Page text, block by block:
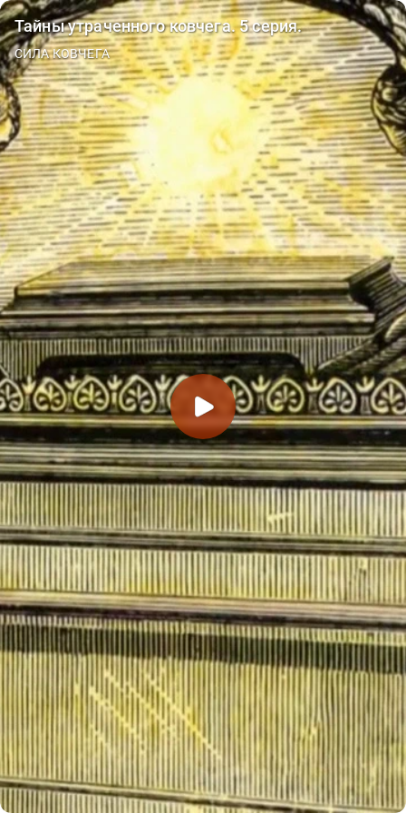
Тайны утраченного ковчега. 5 серия.
СИЛА КОВЧЕГА